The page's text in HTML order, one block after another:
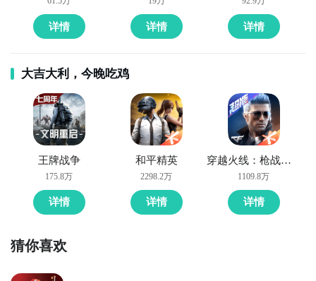
大王是款画面非常讨喜的单机
吞噬进化类游戏，进
入游戏后玩家需要控制一颗鲜艳的小球进行吞噬冒险
的小球表情和丝滑的操作方式让人难以忘怀，你可
以将比你小的球球全部吃掉让自己的体型更大，张弛有
度的画风和魔性十足的BGM令人耳目一新，
玩法和绝佳的操作手感也让本作名声大噪。
全球好
游抢先下
详情 详情 详情
大吉大利，今晚吃鸡
王牌战争
175.8万
详情
和平精英
2298.2万
详情
穿越火线：枪战王者
1109.8万
详情
猜你喜欢